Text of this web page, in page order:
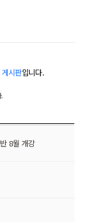
시판입니다.
8월 개강